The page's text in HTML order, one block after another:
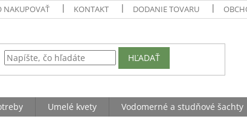
NAKUPOVAŤ KONTAKT DODANIE TOVARU
HĽADAŤ
Umelé kvety Vodomerné a studňové šachty